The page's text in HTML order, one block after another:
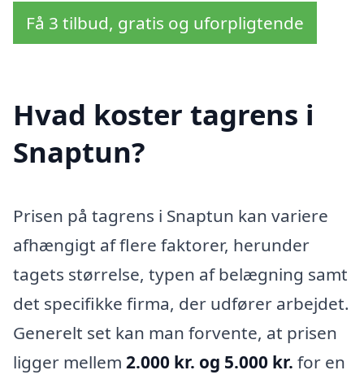
Få 3 tilbud, gratis og uforpligtende
Hvad koster tagrens i
Snaptun?
Prisen på tagrens i Snaptun kan variere
afhængigt af flere faktorer, herunder
tagets størrelse, typen af belægning samt
det specifikke firma, der udfører arbejdet.
Generelt set kan man forvente, at prisen
ligger mellem 2.000 kr. og 5.000 kr. for en